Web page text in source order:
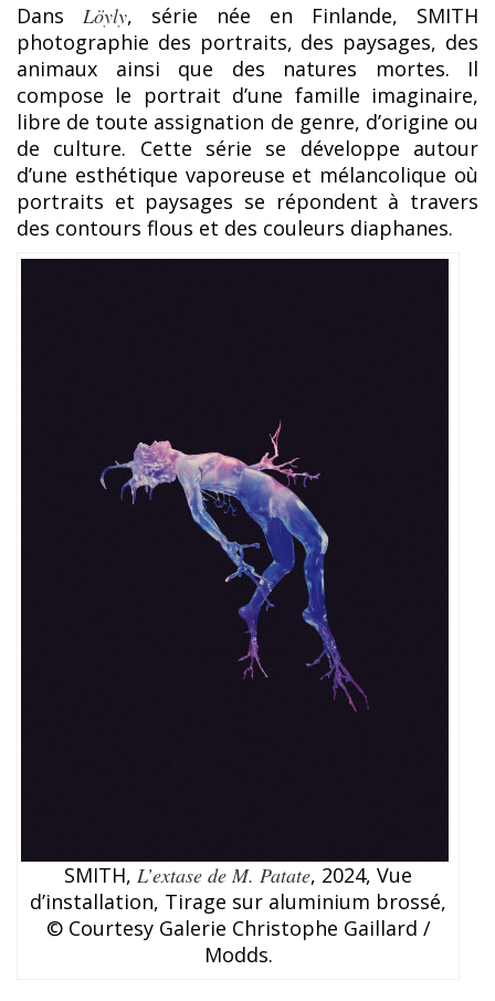
Dans Löyly, série née en Finlande, SMITH
photographie des portraits, des paysages, des
animaux ainsi que des natures mortes. Il
compose le portrait d’une famille imaginaire,
libre de toute assignation de genre, d’origine ou
de culture. Cette série se développe autour
d’une esthétique vaporeuse et mélancolique où
portraits et paysages se répondent à travers
des contours flous et des couleurs diaphanes.
SMITH,L’extase de M. Patate, 2024, Vue
d’installation, Tirage sur aluminium brossé,
© Courtesy Galerie Christophe Gaillard /
Modds.